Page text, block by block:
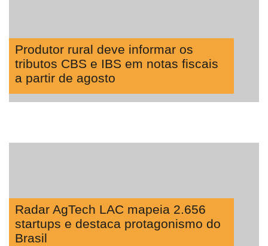
Produtor rural deve informar os
tributos CBS e IBS em notas fiscais
a partir de agosto
Radar AgTech LAC mapeia 2.656
startups e destaca protagonismo do
Brasil